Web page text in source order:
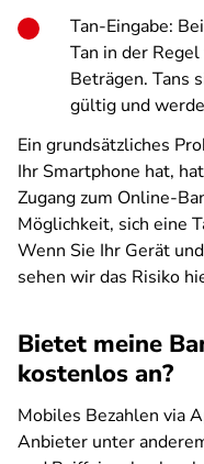
Tan-Eingabe:
Tan in der
Beträgen. Tans
gültig und
Ein grundsätzliches
Ihr Smartphone hat,
Zugang zum Online-
Möglichkeit, sich eine
Wenn Sie Ihr Gerät
sehen wir das Risiko
Bietet meine
kostenlos an?
Mobiles Bezahlen via
Anbieter unter